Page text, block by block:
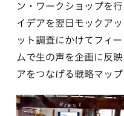
ン・ワークショップを
イデアを翌日モックア
ット調査にかけてフィ
ムで生の声を企画に反
アをつなげる戦略マッ